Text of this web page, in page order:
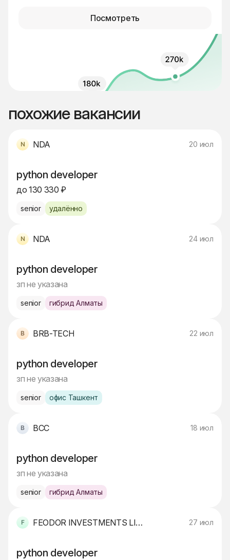
Посмотреть
похожие вакансии
NDA 20 июл
python developer
до 130 330 ₽
senior удалённо
NDA 24 июл
python developer
зп не указана
senior гибрид Алматы
BRB-TECH 22 июл
python developer
зп не указана
senior офис Ташкент
BCC 18 июл
python developer
зп не указана
senior гибрид Алматы
FEODOR INVESTMENTS LIMITED 27 июл
python developer